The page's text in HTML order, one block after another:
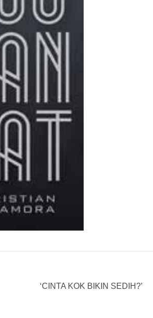
‘CINTA KOK BIKIN SEDIH?’